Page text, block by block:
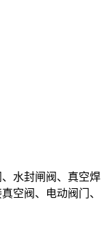
水封闸阀、真空焊
空阀、电动阀门、